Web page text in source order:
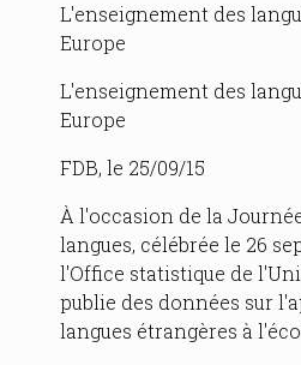
L'enseignement des
Europe
L'enseignement des
Europe
FDB, le 25/09/15
À l'occasion de la
langues, célébrée le 26
l'Office statistique de
publie des données sur
langues étrangères à